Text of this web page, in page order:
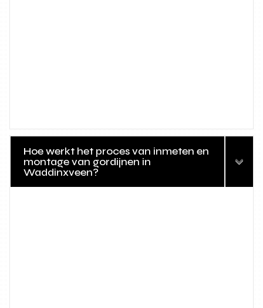
Hoe werkt het proces van inmeten en
montage van gordijnen in
Waddinxveen?